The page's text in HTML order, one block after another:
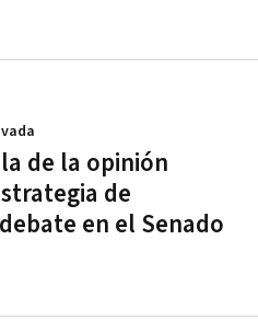
de la opinión
de
en el Senado